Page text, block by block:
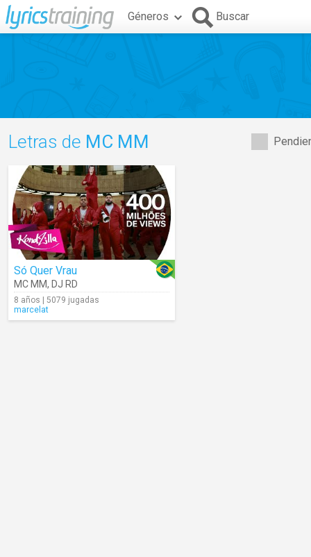
Géneros Buscar
Letras de MC MM
Só Quer Vrau
MC MM, DJ RD
8 años | 5079 jugadas
marcelat